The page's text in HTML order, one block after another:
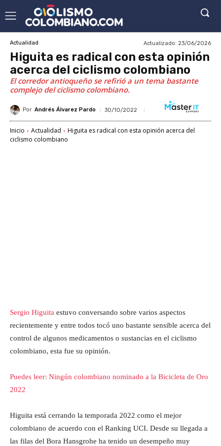
Actualidad Actualizado: 23/06/2026
Higuita es radical con esta opinión
acerca del ciclismo colombiano
El corredor antioqueño se refirió a un tema bastante
complejo del ciclismo colombiano.
Por Andrés Álvarez Pardo 30/10/2022
Inicio Actualidad
Higuita es radical con esta opinión acerca del
ciclismo colombiano
Sergio Higuita estuvo conversando sobre varios aspectos
recientemente y entre todos tocó uno bastante sensible acerca del
control de algunos medicamentos o sustancias en el ciclismo
colombiano, esta fue su opinión.
Puedes leer: Ningún colombiano nominado a la Bicicleta de Oro
2022
Higuita está cerrando la temporada 2022 como el mejor
colombiano de acuerdo con el Ranking UCI. Desde su llegada a
las filas del Bora Hansgrohe ha tenido un desempeño muy